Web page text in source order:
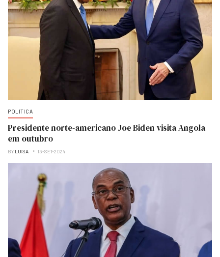
POLITICA
Presidente norte-americano Joe Biden visita Angola
em outubro
BY LUISA 13-SET-2024